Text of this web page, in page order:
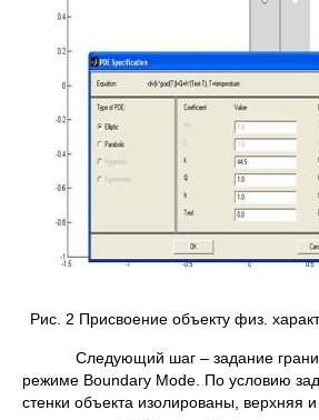
Рис. 2 Присвоение объекту физ.
Следующий шаг – задание
режиме Boundary Mode. По условию
стенки объекта изолированы, верхняя